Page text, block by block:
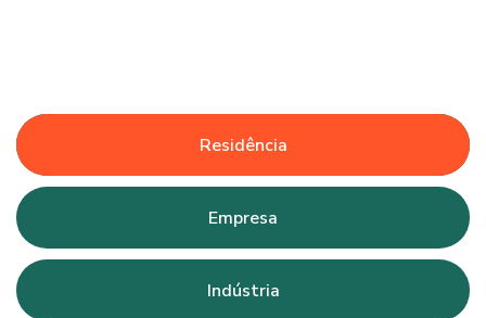
Residência
Empresa
Indústria